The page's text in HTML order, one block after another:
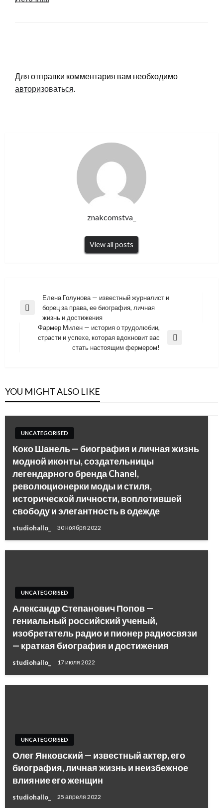
Для отправки комментария вам необходимо
авторизоваться.
znakcomstva_
View all posts
Навигация
по
записям
Previous
Елена Голунова — известный журналист и
борец за права, ее биография, личная
жизнь и достижения
Next
Фармер Милен — история о трудолюбии,
страсти и успехе, которая вдохновит вас
стать настоящим фермером!
YOU MIGHT ALSO LIKE
UNCATEGORISED
Коко Шанель — биография и личная жизнь
модной иконты, создательницы
легендарного бренда Chanel,
революционерки моды и стиля,
исторической личности, воплотившей
свободу и элегантность в одежде
studiohallo_ 30 ноября 2022
UNCATEGORISED
Александр Степанович Попов —
гениальный российский ученый,
изобретатель радио и пионер радиосвязи
— краткая биография и достижения
studiohallo_ 17 июля 2022
UNCATEGORISED
Олег Янковский — известный актер, его
биография, личная жизнь и неизбежное
влияние его женщин
studiohallo_ 25 апреля 2022